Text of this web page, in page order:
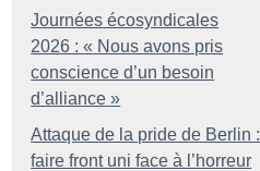
Journées écosyndicales
2026 : « Nous avons pris
conscience d’un besoin
d’alliance »
Attaque de la pride de Berlin :
faire front uni face à l’horreur